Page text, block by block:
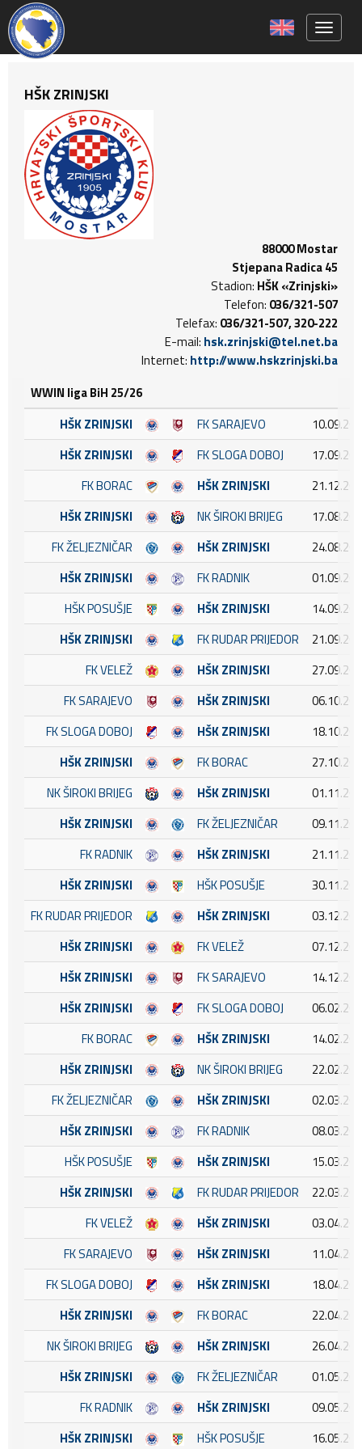
HŠK ZRINJSKI
88000 Mostar
Stjepana Radica 45
Stadion: HŠK «Zrinjski»
Telefon: 036/321-507
Telefax: 036/321-507, 320-222
E-mail: hsk.zrinjski@tel.net.ba
Internet: http://www.hskzrinjski.ba
WWIN liga BiH 25/26
HŠK ZRINJSKI
FK SARAJEVO
HŠK ZRINJSKI
FK SLOGA DOBOJ
FK BORAC
HŠK ZRINJSKI
HŠK ZRINJSKI
NK ŠIROKI BRIJEG
FK ŽELJEZNIČAR
HŠK ZRINJSKI
HŠK ZRINJSKI
FK RADNIK
HŠK POSUŠJE
HŠK ZRINJSKI
HŠK ZRINJSKI
FK RUDAR PRIJEDOR
FK VELEŽ
HŠK ZRINJSKI
FK SARAJEVO
HŠK ZRINJSKI
FK SLOGA DOBOJ
HŠK ZRINJSKI
HŠK ZRINJSKI
FK BORAC
NK ŠIROKI BRIJEG
HŠK ZRINJSKI
HŠK ZRINJSKI
FK ŽELJEZNIČAR
FK RADNIK
HŠK ZRINJSKI
HŠK ZRINJSKI
HŠK POSUŠJE
FK RUDAR PRIJEDOR
HŠK ZRINJSKI
HŠK ZRINJSKI
FK VELEŽ
HŠK ZRINJSKI
FK SARAJEVO
HŠK ZRINJSKI
FK SLOGA DOBOJ
FK BORAC
HŠK ZRINJSKI
HŠK ZRINJSKI
NK ŠIROKI BRIJEG
FK ŽELJEZNIČAR
HŠK ZRINJSKI
HŠK ZRINJSKI
FK RADNIK
HŠK POSUŠJE
HŠK ZRINJSKI
HŠK ZRINJSKI
FK RUDAR PRIJEDOR
FK VELEŽ
HŠK ZRINJSKI
FK SARAJEVO
HŠK ZRINJSKI
FK SLOGA DOBOJ
HŠK ZRINJSKI
HŠK ZRINJSKI
FK BORAC
NK ŠIROKI BRIJEG
HŠK ZRINJSKI
HŠK ZRINJSKI
FK ŽELJEZNIČAR
FK RADNIK
HŠK ZRINJSKI
HŠK ZRINJSKI
HŠK POSUŠJE